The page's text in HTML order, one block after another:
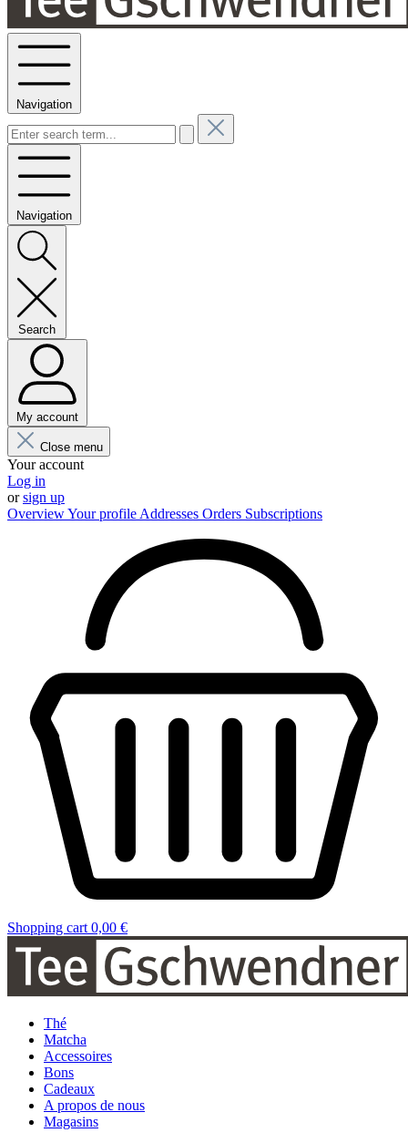
Navigation
Navigation
Search
My account
Close menu
Your account
Log in
orsign up
OverviewYour profile Addresses Orders Subscriptions
Shopping cart 0,00 €
Thé
Matcha
Accessoires
Bons
Cadeaux
A propos de nous
Magasins